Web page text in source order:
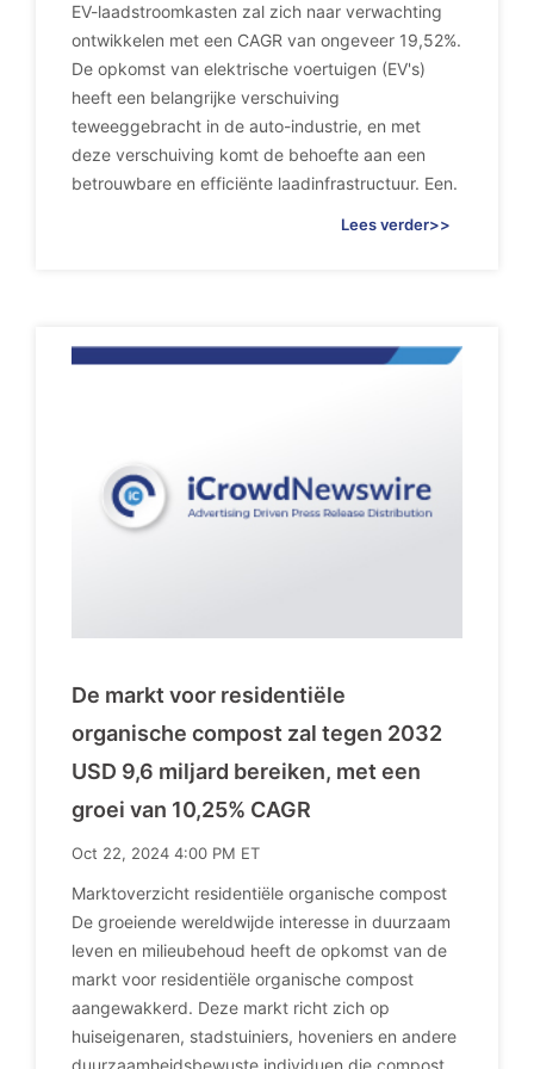
EV-laadstroomkasten zal zich naar verwachting
ontwikkelen met een CAGR van ongeveer 19,52%.
De opkomst van elektrische voertuigen (EV's)
heeft een belangrijke verschuiving
teweeggebracht in de auto-industrie, en met
deze verschuiving komt de behoefte aan een
betrouwbare en efficiënte laadinfrastructuur. Een.
Lees verder>>
De markt voor residentiële
organische compost zal tegen 2032
USD 9,6 miljard bereiken, met een
groei van 10,25% CAGR
Oct 22, 2024 4:00 PM ET
Marktoverzicht residentiële organische compost
De groeiende wereldwijde interesse in duurzaam
leven en milieubehoud heeft de opkomst van de
markt voor residentiële organische compost
aangewakkerd. Deze markt richt zich op
huiseigenaren, stadstuiniers, hoveniers en andere
duurzaamheidsbewuste individuen die compost